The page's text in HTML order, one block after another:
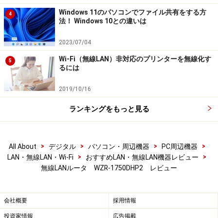
4
Windows 11のパソコンでファイル共有をする方
法！ Windows 10との違いは
2023/07/04
5
Wi-Fi（無線LAN）非対応のプリンターを無線化す
るには
2019/10/16
ランキングをもっと見る
All About > デジタル > パソコン・周辺機器 > PC周辺機器
>
LAN・無線LAN・Wi-Fi
> おすすめLAN・無線LAN機器レビュー
>
無線LANルータ WZR-1750DHP2 レビュー
会社概要 採用情報
投資家情報 広告掲載